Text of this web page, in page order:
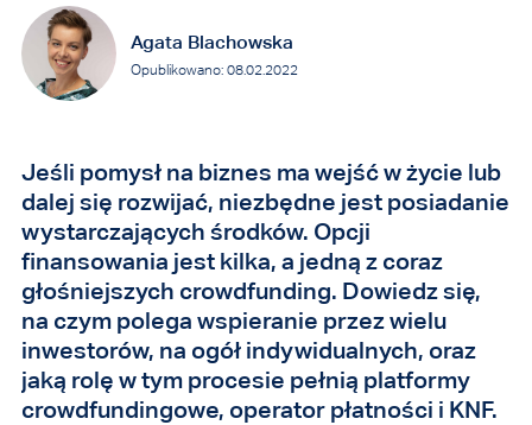
Agata Blachowska
Opublikowano: 08.02.2022
Jeśli pomysł na biznes ma wejść w życie lub
dalej się rozwijać, niezbędne jest posiadanie
wystarczających środków. Opcji
finansowania jest kilka, a jedną z coraz
głośniejszych crowdfunding. Dowiedz się,
na czym polega wspieranie przez wielu
inwestorów, na ogół indywidualnych, oraz
jaką rolę w tym procesie pełnią platformy
crowdfundingowe, operator płatności i KNF.